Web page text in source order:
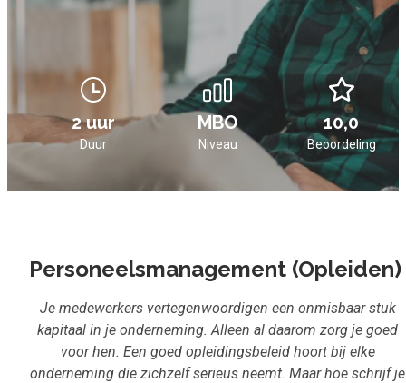
Voucher verzilveren
Account en hulp
Meer
Inloggen
2 uur MBO 10,0
Duur Niveau Beoordeling
Personeelsmanagement (Opleiden)
Je medewerkers vertegenwoordigen een onmisbaar stuk
kapitaal in je onderneming. Alleen al daarom zorg je goed
voor hen. Een goed opleidingsbeleid hoort bij elke
onderneming die zichzelf serieus neemt. Maar hoe schrijf je